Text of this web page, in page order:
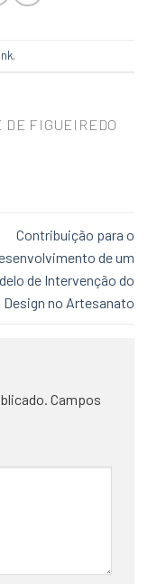
.
DE FIGUEIREDO
Contribuição para o
de um
de Intervenção do
Design no Artesanato
Campos